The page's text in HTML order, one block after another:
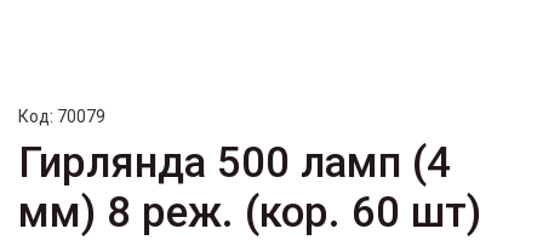
Код: 70079
Гирлянда 500 ламп (4
мм) 8 реж. (кор. 60 шт)